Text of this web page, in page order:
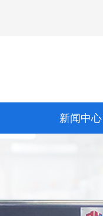
新闻中心